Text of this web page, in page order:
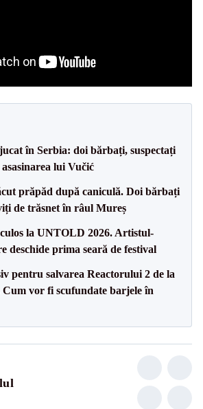
în Serbia: doi bărbați, suspectați
lui Vučić
prăpăd după caniculă. Doi bărbați
de trăsnet în râul Mureș
la UNTOLD 2026. Artistul-
deschide prima seară de festival
pentru salvarea Reactorului 2 de la
Cum vor fi scufundate barjele în